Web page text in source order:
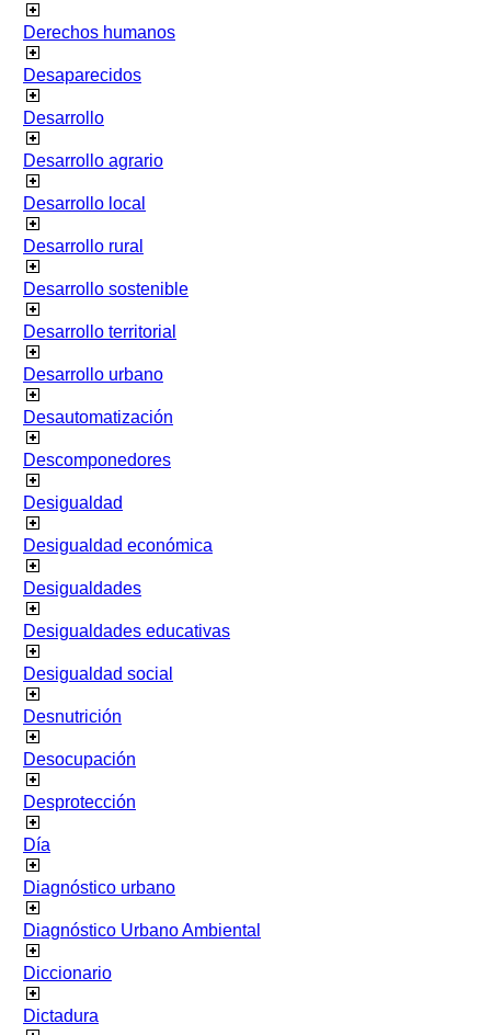
Derechos humanos
Desaparecidos
Desarrollo
Desarrollo agrario
Desarrollo local
Desarrollo rural
Desarrollo sostenible
Desarrollo territorial
Desarrollo urbano
Desautomatización
Descomponedores
Desigualdad
Desigualdad económica
Desigualdades
Desigualdades educativas
Desigualdad social
Desnutrición
Desocupación
Desprotección
Día
Diagnóstico urbano
Diagnóstico Urbano Ambiental
Diccionario
Dictadura